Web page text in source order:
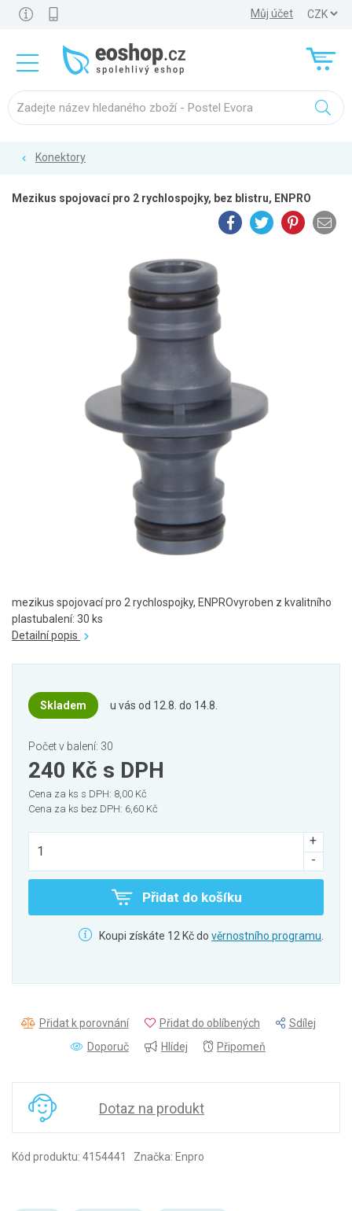
Můj účet
Konektory
Mezikus spojovací pro 2 rychlospojky, bez blistru, ENPRO
mezikus spojovací pro 2 rychlospojky, ENPROvyroben z kvalitního
plastubalení: 30 ks
Detailní popis
Skladem u vás od 12.8. do 14.8.
Počet v balení: 30
240 Kč s DPH
Cena za ks s DPH: 8,00 Kč
Cena za ks bez DPH: 6,60 Kč
Přidat do košíku
Koupi získáte 12 Kč do věrnostního programu
Přidat k porovnání Přidat do oblíbených
Sdílej
Doporuč
Hlídej Připomeň
Dotaz na produkt
Kód produktu: 4154441 Značka: Enpro